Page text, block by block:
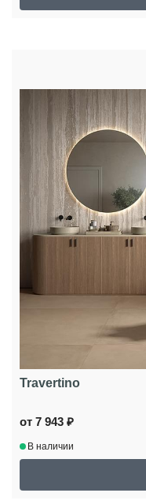
Travertino
от 7 943 ₽
В наличии